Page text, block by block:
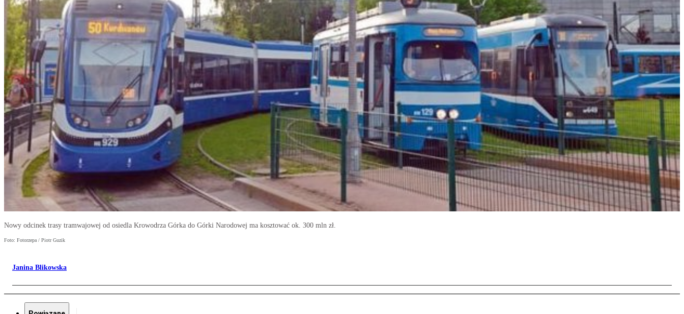
Nowy odcinek trasy tramwajowej od osiedla Krowodrza Górka do Górki Narodowej ma kosztować ok. 300 mln zł.
Foto: Fotorzepa / Piotr Guzik
Janina Blikowska